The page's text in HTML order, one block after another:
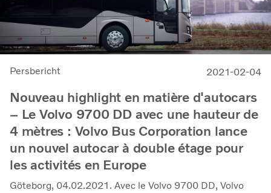
Persbericht 2021-02-04
Nouveau highlight en matière d'autocars
– Le Volvo 9700 DD avec une hauteur de
4 mètres : Volvo Bus Corporation lance
un nouvel autocar à double étage pour
les activités en Europe
Göteborg, 04.02.2021. Avec le Volvo 9700 DD, Volvo